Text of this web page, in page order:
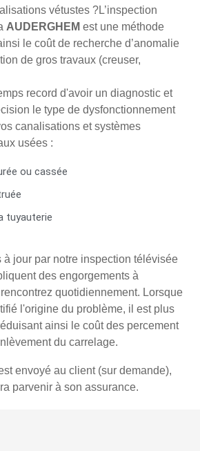
vétustes ?L’inspection
AUDERGHEM est une méthode
le coût de recherche d’anomalie
de gros travaux (creuser,
record d'avoir un diagnostic et
le type de dysfonctionnement
canalisations et systèmes
usées :
ou cassée
tuyauterie
jour par notre inspection télévisée
des engorgements à
quotidiennement. Lorsque
l'origine du problème, il est plus
ainsi le coût des percement
du carrelage.
envoyé au client (sur demande),
parvenir à son assurance.